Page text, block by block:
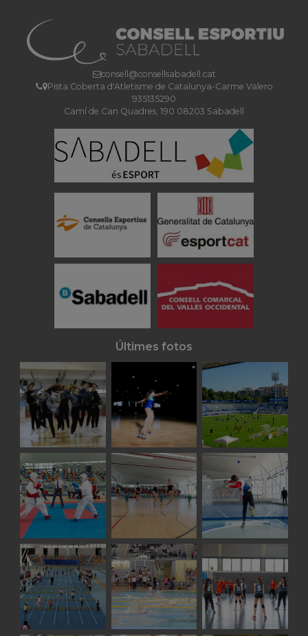
consell@consellsabadell.cat
Pista Coberta d'Atletisme de Catalunya-Carme Valero
935135290
Camí de Can Quadres, 190 08203 Sabadell
Últimes fotos